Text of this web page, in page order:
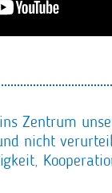
Zentrum
nicht